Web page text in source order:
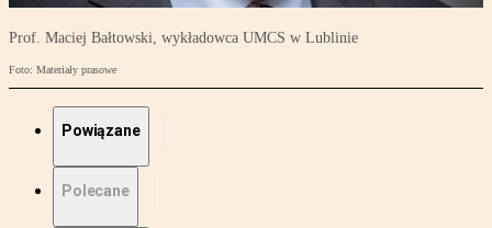
Prof. Maciej Bałtowski, wykładowca UMCS w Lublinie
Foto: Materiały prasowe
Powiązane
Polecane